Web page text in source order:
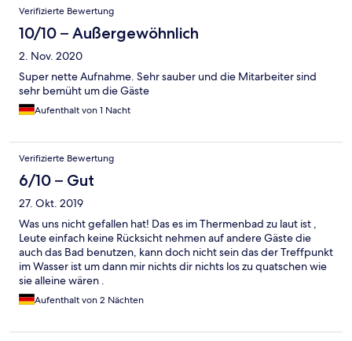
Verifizierte Bewertung
10/10 – Außergewöhnlich
2. Nov. 2020
Super nette Aufnahme. Sehr sauber und die Mitarbeiter sind
sehr bemüht um die Gäste
Aufenthalt von 1 Nacht
Verifizierte Bewertung
6/10 – Gut
27. Okt. 2019
Was uns nicht gefallen hat! Das es im Thermenbad zu laut ist ,
Leute einfach keine Rücksicht nehmen auf andere Gäste die
auch das Bad benutzen, kann doch nicht sein das der Treffpunkt
im Wasser ist um dann mir nichts dir nichts los zu quatschen wie
sie alleine wären .
Aufenthalt von 2 Nächten